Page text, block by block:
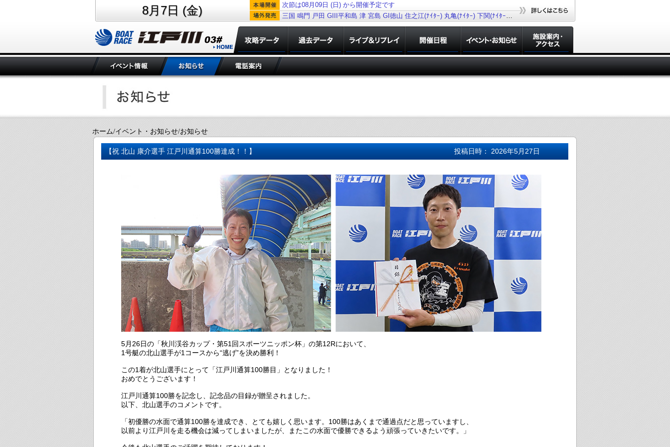
8月7日 (金)
次節は08月09日 (日) から開催予定です
三国 鳴門 戸田 GIII平和島 津 宮島 GI徳山 住之江(ﾅｲﾀｰ) 丸亀(ﾅｲﾀｰ) 下関(ﾅｲﾀｰ) 若松(ﾅｲﾀｰ) 大村(ﾅｲﾀｰ)
ホーム/イベント・お知らせ/お知らせ
【祝 北山 康介選手 江戸川通算100勝達成！！】 投稿日時： 2026年5月27日
5月26日の「秋川渓谷カップ・第51回スポーツニッポン杯」の第12Rにおいて、
1号艇の北山選手が1コースから“逃げ”を決め勝利！
この1着が北山選手にとって「江戸川通算100勝目」となりました！
おめでとうございます！
江戸川通算100勝を記念し、記念品の目録が贈呈されました。
以下、北山選手のコメントです。
「初優勝の水面で通算100勝を達成でき、とても嬉しく思います。100勝はあくまで通過点だと思っていますし、
以前より江戸川を走る機会は減ってしまいましたが、またこの水面で優勝できるよう頑張っていきたいです。」